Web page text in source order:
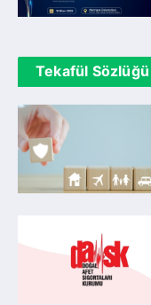
Tekafül Sözlüğü